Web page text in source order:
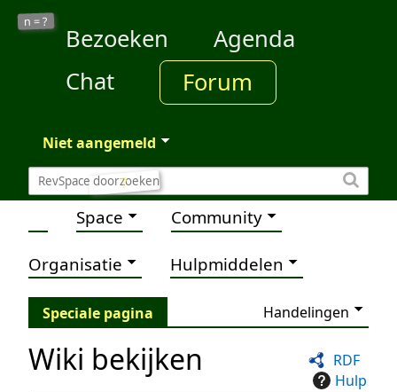
?
n =?
Bezoeken
Agenda
Chat
Forum
Niet aangemeld
Space Community
Organisatie Hulpmiddelen
Speciale pagina Handelingen
RDF
Hulp
Wiki bekijken